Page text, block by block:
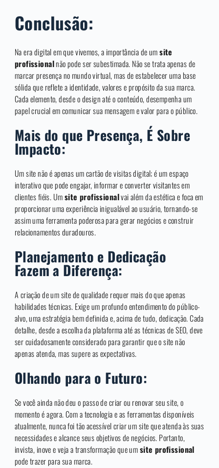
Conclusão:
Na era digital em que vivemos, a importância de umsite
profissionalnão pode ser subestimada. Não se trata apenas de
marcar presença no mundo virtual, mas de estabelecer uma base
sólida que reflete a identidade, valores e propósito da sua marca.
Cada elemento, desde o design até o conteúdo, desempenha um
papel crucial em comunicar sua mensagem e valor para o público.
Mais do que Presença, É Sobre
Impacto:
Um site não é apenas um cartão de visitas digital; é um espaço
interativo que pode engajar, informar e converter visitantes em
clientes fiéis. Umsite profissionalvai além da estética e foca em
proporcionar uma experiência inigualável ao usuário, tornando-se
assim uma ferramenta poderosa para gerar negócios e construir
relacionamentos duradouros.
Planejamento e Dedicação
Fazem a Diferença:
A criação de um site de qualidade requer mais do que apenas
habilidades técnicas. Exige um profundo entendimento do público-
alvo, uma estratégia bem definida e, acima de tudo, dedicação. Cada
detalhe, desde a escolha da plataforma até as técnicas de SEO, deve
ser cuidadosamente considerado para garantir que o site não
apenas atenda, mas supere as expectativas.
Olhando para o Futuro:
Se você ainda não deu o passo de criar ou renovar seu site, o
momento é agora. Com a tecnologia e as ferramentas disponíveis
atualmente, nunca foi tão acessível criar um site que atenda às suas
necessidades e alcance seus objetivos de negócios. Portanto,
invista, inove e veja a transformação que umsite profissional
pode trazer para sua marca.